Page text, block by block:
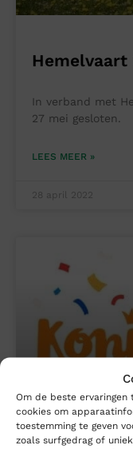
Om de beste ervaringen
cookies om
toestemming te geven
zoals surfgedrag of
Hemelvaart
In verband met
27 mei gesloten.
LEES MEER »
28 april 2022